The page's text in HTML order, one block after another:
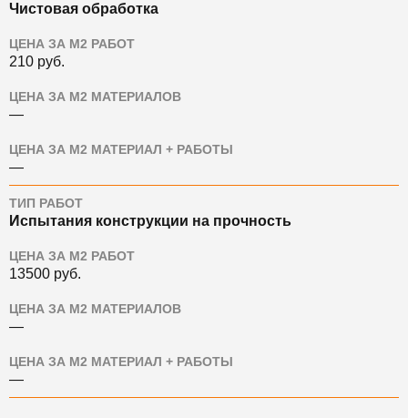
Чистовая обработка
ЦЕНА ЗА М2 РАБОТ
210 руб.
ЦЕНА ЗА М2 МАТЕРИАЛОВ
—
ЦЕНА ЗА М2 МАТЕРИАЛ + РАБОТЫ
—
ТИП РАБОТ
Испытания конструкции на прочность
ЦЕНА ЗА М2 РАБОТ
13500 руб.
ЦЕНА ЗА М2 МАТЕРИАЛОВ
—
ЦЕНА ЗА М2 МАТЕРИАЛ + РАБОТЫ
—